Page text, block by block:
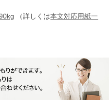
（詳しくは本文対応用紙一